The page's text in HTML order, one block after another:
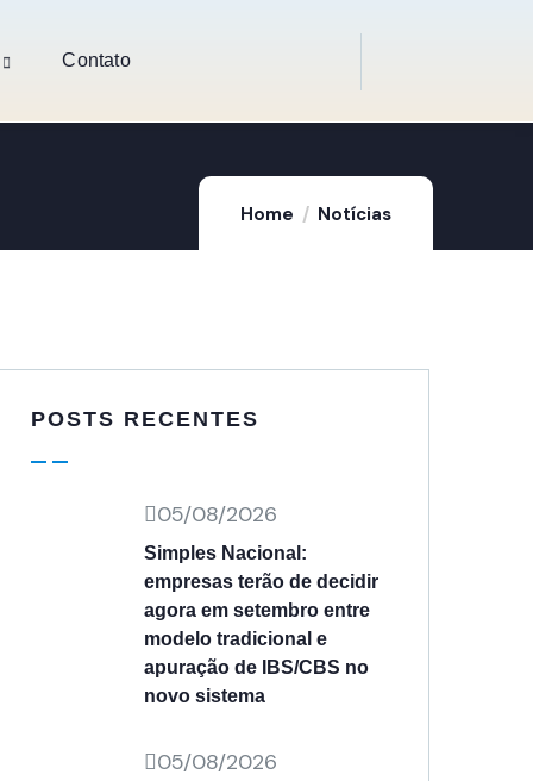
Contato
Home Notícias
POSTS RECENTES
05/08/2026
Simples Nacional:
empresas terão de decidir
agora em setembro entre
modelo tradicional e
apuração de IBS/CBS no
novo sistema
05/08/2026